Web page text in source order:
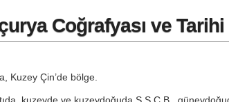
Coğrafyası ve Tarihi
Kuzey Çin’de bölge.